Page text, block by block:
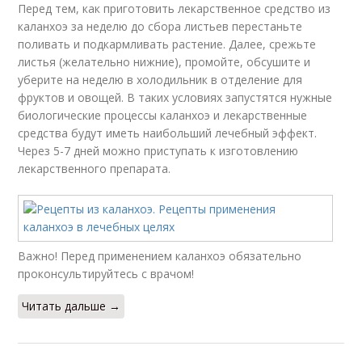
Перед тем, как приготовить лекарственное средство из
каланхоэ за неделю до сбора листьев перестаньте
поливать и подкармливать растение. Далее, срежьте
листья (желательно нижние), промойте, обсушите и
уберите на неделю в холодильник в отделение для
фруктов и овощей. В таких условиях запустятся нужные
биологические процессы каланхоэ и лекарственные
средства будут иметь наибольший лечебный эффект.
Через 5-7 дней можно приступать к изготовлению
лекарственного препарата.
Важно! Перед применением каланхоэ обязательно
проконсультируйтесь с врачом!
Читать дальше →